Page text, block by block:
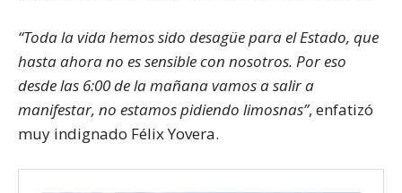
“Toda la vida hemos sido desagüe para el Estado, que
hasta ahora no es sensible con nosotros. Por eso
desde las 6:00 de la mañana vamos a salir a
manifestar, no estamos pidiendo limosnas”, enfatizó
muy indignado Félix Yovera.